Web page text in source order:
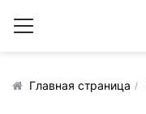
Главная страница